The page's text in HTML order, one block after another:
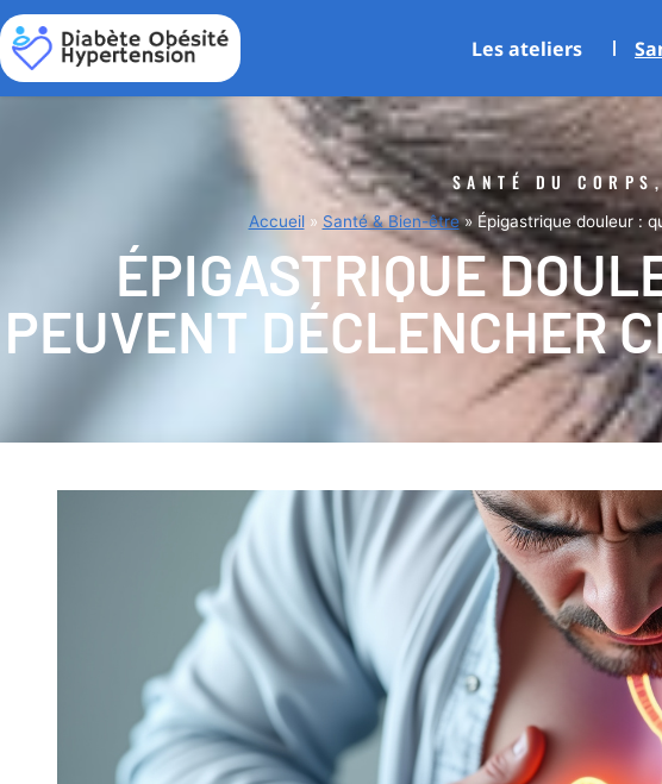
Les ateliers
SANTÉ DU
Accueil» Santé & Bien-être» Épigastrique douleur :
ÉPIGASTRIQUE
PEUVENT DÉCLENCHER